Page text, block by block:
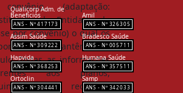
(adaptação:
de Entidade de
por convênio) o qual os
mantêm o
Todas as informações
aos planos,
preços, rede de
Qualicorp Adm. de
Benefícios
417173
Amil
326305
Assim Saúde
309222
Bradesco Saúde
005711
Hapvida
368253
Humana Saúde
357511
Ortoclin
304441
Samp
342033